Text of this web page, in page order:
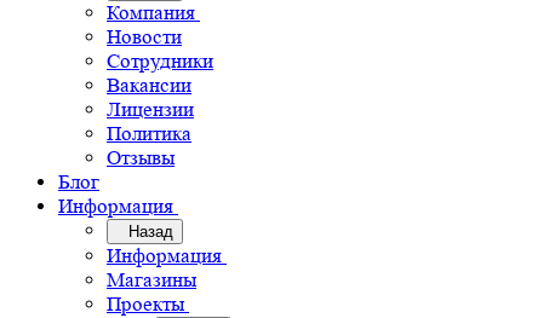
Компания
Новости
Сотрудники
Вакансии
Лицензии
Политика
Отзывы
Блог
Информация
Назад
Информация
Магазины
Проекты